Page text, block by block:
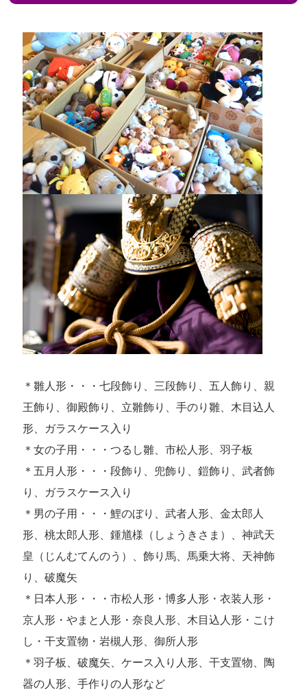
＊雛人形・・・七段飾り、三段飾り、五人飾り、親
王飾り、御殿飾り、立雛飾り、手のり雛、木目込人
形、ガラスケース入り
＊女の子用・・・つるし雛、市松人形、羽子板
＊五月人形・・・段飾り、兜飾り、鎧飾り、武者飾
り、ガラスケース入り
＊男の子用・・・鯉のぼり、武者人形、金太郎人
形、桃太郎人形、鍾馗様（しょうきさま）、神武天
皇（じんむてんのう）、飾り馬、馬乗大将、天神飾
り、破魔矢
＊日本人形・・・市松人形・博多人形・衣装人形・
京人形・やまと人形・奈良人形、木目込人形・こけ
し・干支置物・岩槻人形、御所人形
＊羽子板、破魔矢、ケース入り人形、干支置物、陶
器の人形、手作りの人形など